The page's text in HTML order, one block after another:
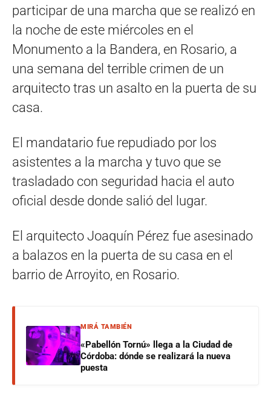
participar de una marcha que se realizó en
la noche de este miércoles en el
Monumento a la Bandera, en Rosario, a
una semana del terrible crimen de un
arquitecto tras un asalto en la puerta de su
casa.
El mandatario fue repudiado por los
asistentes a la marcha y tuvo que se
trasladado con seguridad hacia el auto
oficial desde donde salió del lugar.
El arquitecto Joaquín Pérez fue asesinado
a balazos en la puerta de su casa en el
barrio de Arroyito, en Rosario.
MIRÁ TAMBIÉN
«Pabellón Tornú» llega a la Ciudad de
Córdoba: dónde se realizará la nueva
puesta